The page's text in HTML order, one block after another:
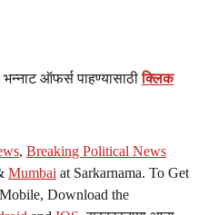
ऑफर्स पाहण्यासाठीक्लिक
, Breaking Political News
Mumbai at Sarkarnama. To Get
Download the